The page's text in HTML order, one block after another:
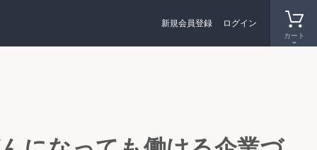
カート
新規会員登録 ログイン